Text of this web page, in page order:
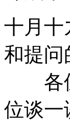
十月十
和提问
各位
位谈一